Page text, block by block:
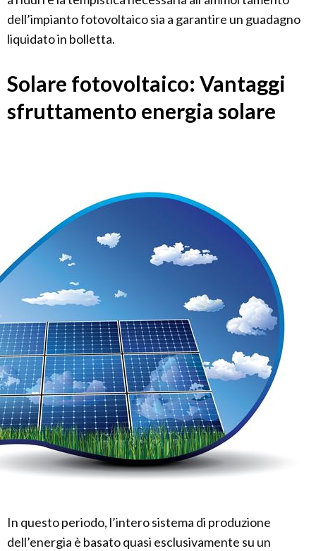
dell’impianto fotovoltaico sia a garantire un guadagno
liquidato in bolletta.
Solare fotovoltaico: Vantaggi
sfruttamento energia solare
In questo periodo, l’intero sistema di produzione
dell’energia è basato quasi esclusivamente su un